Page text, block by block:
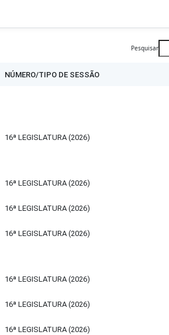
Pesquisar
NÚMERO/TIPO DE SESSÃO
16ª LEGISLATURA (2026)
16ª LEGISLATURA (2026)
16ª LEGISLATURA (2026)
16ª LEGISLATURA (2026)
16ª LEGISLATURA (2026)
16ª LEGISLATURA (2026)
16ª LEGISLATURA (2026)